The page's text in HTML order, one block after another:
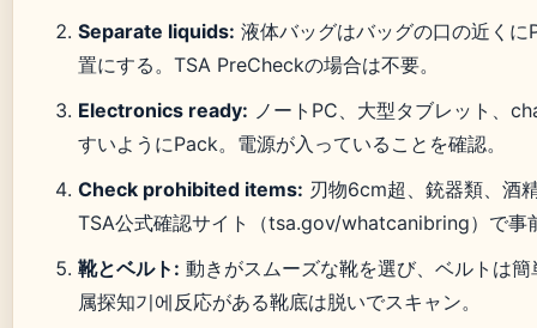
Separate liquids: 液体バッグはバッグの口の近く
置にする。TSA PreCheckの場合は不要。
Electronics ready: ノートPC、大型タブレット、
すいようにPack。電源が入っていることを確認。
Check prohibited items: 刃物6cm超、銃器類、酒
TSA公式確認サイト（tsa.gov/whatcanibring）で事
靴とベルト: 動きがスムーズな靴を選び、ベルトは
属探知기에反応がある靴底は脱いでスキャン。